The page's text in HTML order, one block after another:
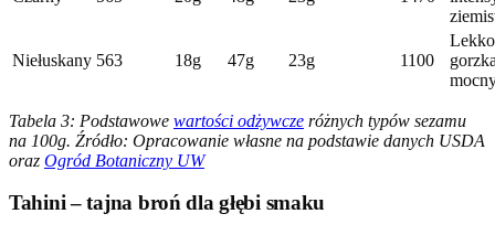
Niełuskany 563 18g 47g 23g 1100
Lekko
Tabela 3: Podstawowe wartości odżywcze różnych typów sezamu
na 100g. Źródło: Opracowanie własne na podstawie danych USDA
oraz Ogród Botaniczny UW
Tahini – tajna broń dla głębi smaku